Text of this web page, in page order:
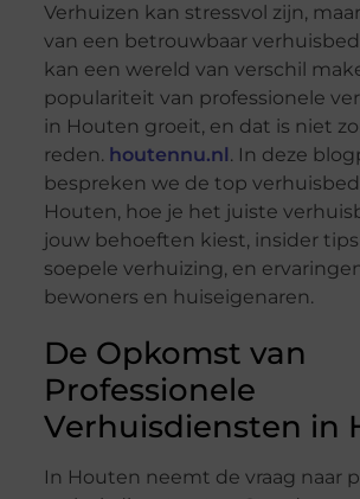
Verhuizen kan stressvol zijn,
van een betrouwbaar
kan een wereld van verschil
populariteit van professionele
in Houten groeit, en dat is niet
reden. houtennu.nl. In deze
bespreken we de top
Houten, hoe je het juiste
jouw behoeften kiest, insider
soepele verhuizing, en
bewoners en huiseigenaren.
De Opkomst van
Professionele
Verhuisdiensten in
In Houten neemt de vraag naar